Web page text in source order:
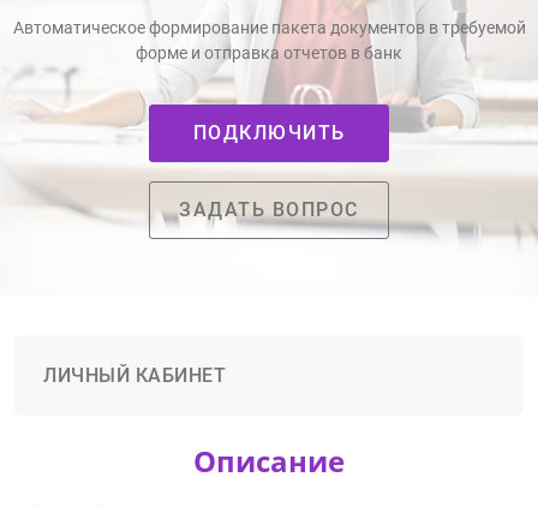
Автоматическое формирование пакета документов в требуемой
форме и отправка отчетов в банк
ПОДКЛЮЧИТЬ
ЗАДАТЬ ВОПРОС
ЛИЧНЫЙ КАБИНЕТ
Описание